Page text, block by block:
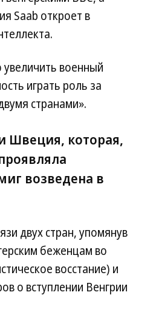
Saab откроет в
увеличить военный
играть роль за
странами».
Швеция, которая,
возведена в
двух стран, упомянув
беженцам во
восстание) и
о вступлении Венгрии